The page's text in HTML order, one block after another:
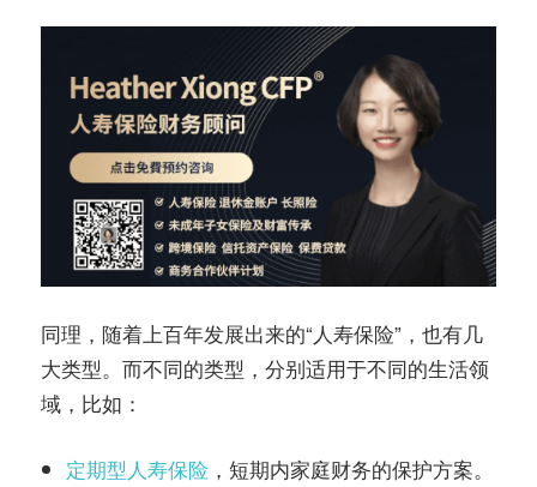
同理，随着上百年发展出来的“人寿保险”，也有几
大类型。而不同的类型，分别适用于不同的生活领
域，比如：
定期型人寿保险 ，短期内家庭财务的保护方案。